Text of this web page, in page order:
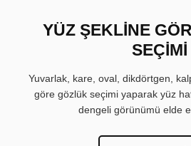
YÜZ ŞEKLİNE
SEÇİMİ
Yuvarlak, kare, oval, dikdörtgen,
göre gözlük seçimi yaparak yüz
dengeli görünümü elde